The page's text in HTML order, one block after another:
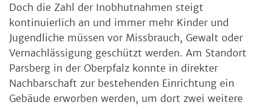
Doch die Zahl der Inobhutnahmen steigt
kontinuierlich an und immer mehr Kinder und
Jugendliche müssen vor Missbrauch, Gewalt oder
Vernachlässigung geschützt werden. Am Standort
Parsberg in der Oberpfalz konnte in direkter
Nachbarschaft zur bestehenden Einrichtung ein
Gebäude erworben werden, um dort zwei weitere